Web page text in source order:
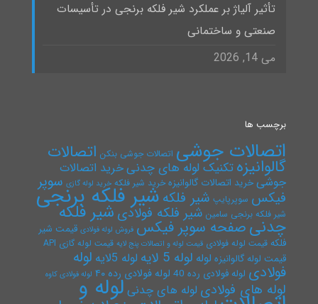
تأثیر آلیاژ بر عملکرد شیر فلکه برنجی در تأسیسات
صنعتی و ساختمانی
می 14, 2026
برچسب ها
اتصالات جوشی اتصالات جوشی بنکن اتصالات
گالوانیزهتکنیک لوله های چدنیخرید اتصالات
جوشیخرید اتصالات گالوانیزه خرید شیر فلکه خرید لوله گازی سوپر
فیکس سوپرپایپ شیر فلکه شیر فلکه برنجی
شیر فلکه برنجی سامین شیر فلکه فولادی شیر فلکه
چدنیصفحه سوپر فیکس فروش لوله فولادی قیمت شیر
فلکه قیمت لوله فولادی قیمت لوله و اتصالات پنج لایه قیمت لوله گازی API
قیمت لوله گالوانیزه لوله لوله 5 لایه لوله 5لایه لوله
فولادی لوله فولادی رده 40 لوله فولادی رده ۴۰ لوله فولادی کاوه
لوله های فولادی لوله های چدنی لوله و